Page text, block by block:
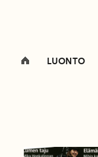
LUONTO